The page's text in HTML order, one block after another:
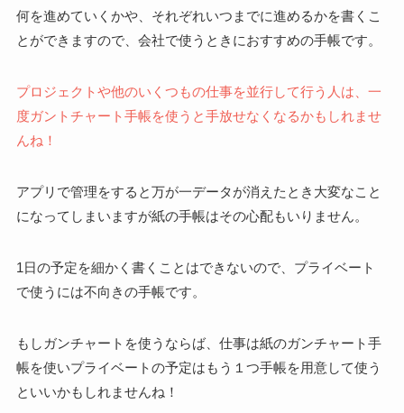
何を進めていくかや、それぞれいつまでに進めるかを書くこ
とができますので、会社で使うときにおすすめの手帳です。
プロジェクトや他のいくつもの仕事を並行して行う人は、一
度ガントチャート手帳を使うと手放せなくなるかもしれませ
んね！
アプリで管理をすると万が一データが消えたとき大変なこと
になってしまいますが紙の手帳はその心配もいりません。
1日の予定を細かく書くことはできないので、プライベート
で使うには不向きの手帳です。
もしガンチャートを使うならば、仕事は紙のガンチャート手
帳を使いプライベートの予定はもう１つ手帳を用意して使う
といいかもしれませんね！